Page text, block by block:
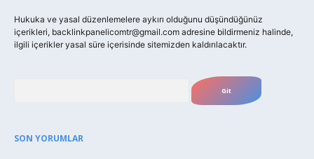
Hukuka ve yasal düzenlemelere aykırı olduğunu düşündüğünüz
içerikleri, backlinkpanelicomtr@gmail.com adresine bildirmeniz halinde,
ilgili içerikler yasal süre içerisinde sitemizden kaldırılacaktır.
SON YORUMLAR